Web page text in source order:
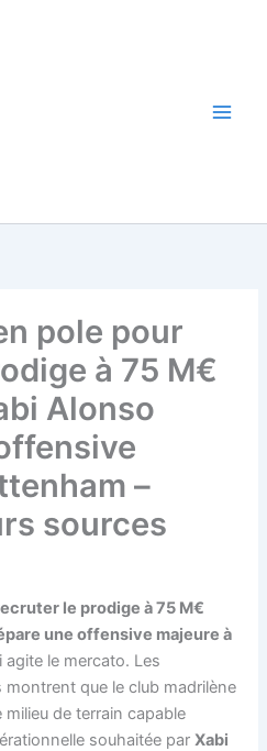
pole pour
à 75 M€
Alonso
–
sources
le prodige à 75 M€
une offensive majeure à
agite le mercato. Les
que le club madrilène
milieu de terrain capable
souhaitée parXabi